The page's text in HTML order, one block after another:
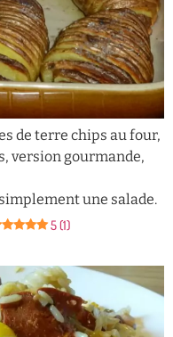
de terre chips au four,
version gourmande,
une salade.
5 (1)